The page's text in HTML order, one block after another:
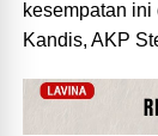
kesempatan
Kandis, AKP